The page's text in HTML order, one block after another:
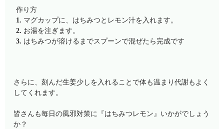
作り方
1. マグカップに、はちみつとレモン汁を入れます。
2. お湯を注ぎます。
3. はちみつが溶けるまでスプーンで混ぜたら完成です
さらに、刻んだ生姜少しを入れることで体も温まり代謝もよく
してくれます。
皆さんも毎日の風邪対策に『はちみつレモン』いかがでしょう
か？